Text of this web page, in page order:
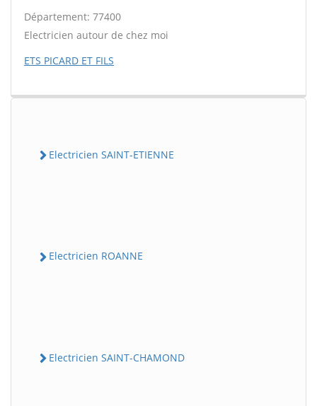
Département: 77400
Electricien autour de chez moi
ETS PICARD ET FILS
Electricien SAINT-ETIENNE
Electricien ROANNE
Electricien SAINT-CHAMOND